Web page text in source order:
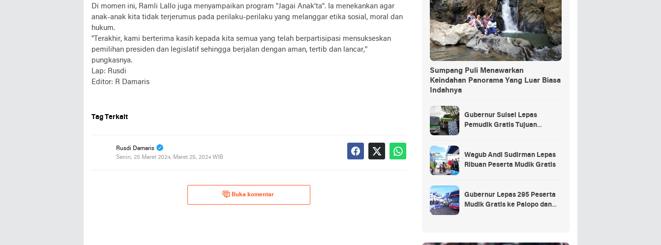
Di momen ini, Ramli Lallo juga menyampaikan program "Jagai Anak'ta". Ia menekankan agar
anak-anak kita tidak terjerumus pada perilaku-perilaku yang melanggar etika sosial, moral dan
hukum.
"Terakhir, kami berterima kasih kepada kita semua yang telah berpartisipasi mensukseskan
pemilihan presiden dan legislatif sehingga berjalan dengan aman, tertib dan lancar,"
pungkasnya.
Lap: Rusdi
Editor: R Damaris
Tag Terkait
Rusdi Damaris
Senin, 25 Maret 2024, Maret 25, 2024 WIB
Buka komentar
Sumpang Puli Menawarkan
Keindahan Panorama Yang Luar Biasa
Indahnya
Gubernur Sulsel Lepas
Pemudik Gratis Tujuan
Wagub Andi Sudirman Lepas
Ribuan Peserta Mudik Gratis
Gubernur Lepas 295 Peserta
Mudik Gratis ke Palopo dan